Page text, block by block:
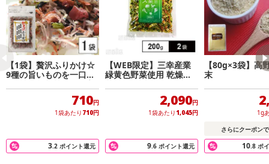
【1袋】贅沢ふりかけ☆
9種の旨いものを一口で♪
※2セット申込で1袋プレ
710円
1袋あたり 710円
3.2 ポイント還元
【WEB限定】三幸産業
緑黄色野菜使用 乾燥野
2,090円
1袋あたり 1,045円
9.6 ポイント還元
【80g×3袋】高
末
1g
さらにクーポンで
10.8 ポ